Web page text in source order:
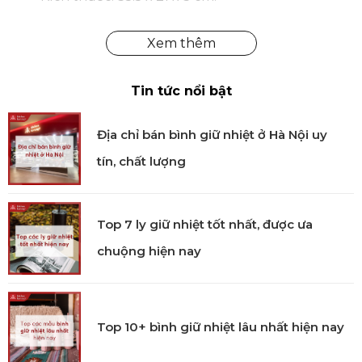
Sử dụng: Chuyên dùng để làm bánh gối hay
Bộ sản phẩm gồm: 1 khuôn bánh gối, 1 cây lăn.
Tin tức nổi bật
Địa chỉ bán bình giữ nhiệt ở Hà Nội uy
tín, chất lượng
Top 7 ly giữ nhiệt tốt nhất, được ưa
chuộng hiện nay
Top 10+ bình giữ nhiệt lâu nhất hiện nay